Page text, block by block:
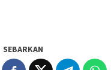
SEBARKAN